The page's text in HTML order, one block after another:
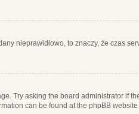
nieprawidłowo, to znaczy, że czas
Try asking the board administrator if
can be found at the phpBB